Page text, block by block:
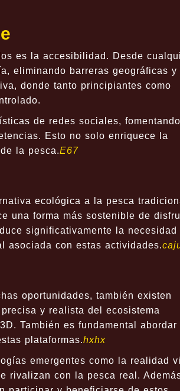
es la accesibilidad. Desde
eliminando barreras geográficas y
donde tanto principiantes como
de redes sociales,
Esto no solo enriquece la
la pesca.E67
ecológica a la pesca
una forma más sostenible de
significativamente la necesidad
asociada con estas actividades.
oportunidades, también existen
y realista del ecosistema
También es fundamental abordar
plataformas.hxhx
emergentes como la realidad
rivalizan con la pesca real.